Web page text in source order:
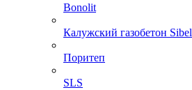
Bonolit
Калужский газобетон Sibel
Поритеп
SLS